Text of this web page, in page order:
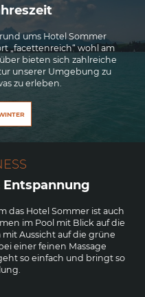
ums Hotel Sommer
„facettenreich“ wohl am
bieten sich zahlreiche
unserer Umgebung zu
zu erleben.
Entspannung
das Hotel Sommer ist auch
im Pool mit Blick auf die
Aussicht auf die grüne
einer feinen Massage
so einfach und bringt so